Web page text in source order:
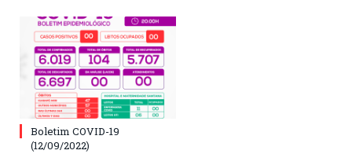
Boletim COVID-19
(12/09/2022)